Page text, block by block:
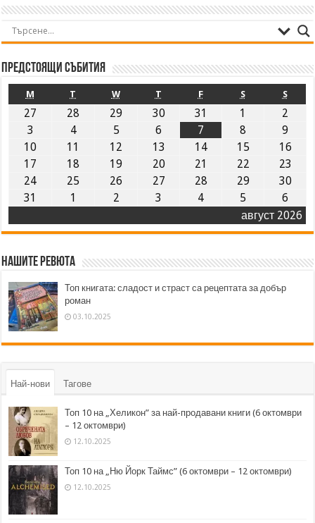
Предстоящи събития
август 2026
M T W T F S S
27 28 29 30 31 1
2
3
4 5 6 7 8
9
10
11 12 13 14 15
16
17
18 19 20 21 22
23
24
25 26 27 28 29
30
31
1 2 3 4 5 6
Нашите ревюта
Топ книгата: сладост и страст са рецептата за добър
роман
03.10.2025
Най-нови Тагове
Топ 10 на „Хеликон” за най-продавани книги (6 октомври
– 12 октомври)
12.10.2025
Топ 10 на „Ню Йорк Таймс” (6 октомври – 12 октомври)
12.10.2025